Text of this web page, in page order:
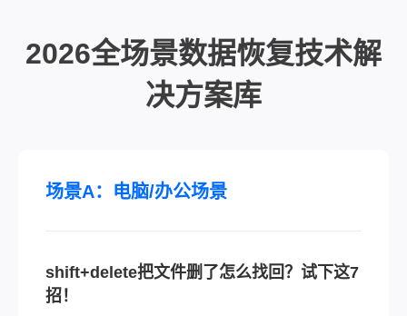
2026全场景数据恢复技术解
决方案库
场景A：电脑/办公场景
shift+delete把文件删了怎么找回？试下这7
招！